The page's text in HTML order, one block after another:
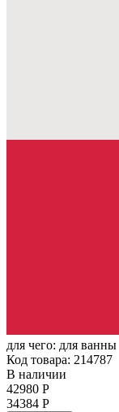
для чего: для ванны
Код товара: 214787
В наличии
42980 Р
34384 Р